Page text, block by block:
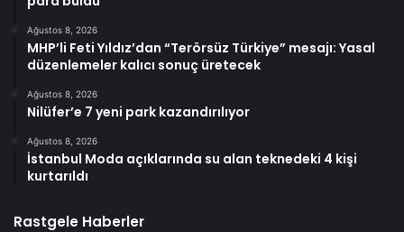
Ağustos 8, 2026
MHP’li Feti Yıldız’dan “Terörsüz Türkiye” mesajı: Yasal
düzenlemeler kalıcı sonuç üretecek
Ağustos 8, 2026
Nilüfer’e 7 yeni park kazandırılıyor
Ağustos 8, 2026
İstanbul Moda açıklarında su alan teknedeki 4 kişi
kurtarıldı
Rastgele Haberler